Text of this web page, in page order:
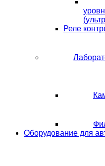
Реле
Оборудование для